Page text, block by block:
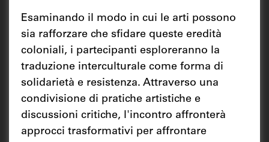
Esaminando il modo in cui le arti possono
sia rafforzare che sfidare queste eredità
coloniali, i partecipanti esploreranno la
traduzione interculturale come forma di
solidarietà e resistenza. Attraverso una
condivisione di pratiche artistiche e
discussioni critiche, l'incontro affronterà
approcci trasformativi per affrontare